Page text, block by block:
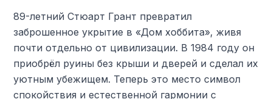
89-летний Стюарт Грант превратил
заброшенное укрытие в «Дом хоббита», живя
почти отдельно от цивилизации. В 1984 году он
приобрёл руины без крыши и дверей и сделал их
уютным убежищем. Теперь это место символ
спокойствия и естественной гармонии с